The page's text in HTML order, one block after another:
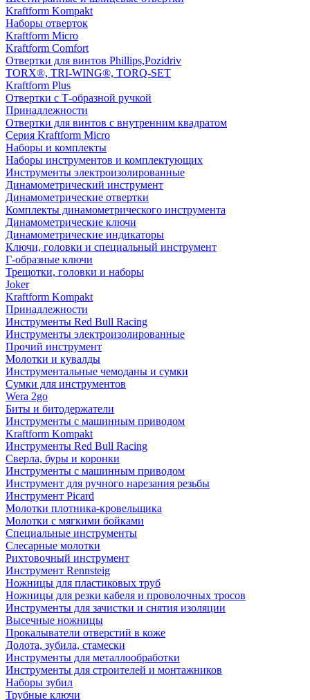
Kraftform Kompakt
Наборы отверток
Kraftform Micro
Kraftform Comfort
Отвертки для винтов Phillips,Pozidriv
TORX®, TRI-WING®, TORQ-SET
Kraftform Plus
Отвертки с Т-образной ручкой
Принадлежности
Отвертки для винтов с внутренним квадратом
Серия Kraftform Micro
Наборы и комплекты
Наборы инструментов и комплектующих
Инструменты электроизолированные
Динамометрический инструмент
Динамометрические отвертки
Комплекты динамометрического инструмента
Динамометрические ключи
Динамометрические индикаторы
Ключи, головки и специальный инструмент
Г-образные ключи
Трещотки, головки и наборы
Joker
Kraftform Kompakt
Принадлежности
Инструменты Red Bull Racing
Инструменты электроизолированные
Прочий инструмент
Молотки и кувалды
Инструментальные чемоданы и сумки
Сумки для инструментов
Wera 2go
Биты и битодержатели
Инструменты с машинным приводом
Kraftform Kompakt
Инструменты Red Bull Racing
Сверла, буры и коронки
Инструменты с машинным приводом
Инструмент для ручного нарезания резьбы
Инструмент Picard
Молотки плотника-кровельщика
Молотки с мягкими бойками
Специальные инструменты
Слесарные молотки
Рихтовочный инструмент
Инструмент Rennsteig
Ножницы для пластиковых труб
Ножницы для резки кабеля и проволочных тросов
Инструменты для зачистки и снятия изоляции
Высечные ножницы
Прокалыватели отверстий в коже
Долота, зубила, стамески
Инструменты для металлообработки
Инструменты для строителей и монтажников
Наборы зубил
Трубные ключи